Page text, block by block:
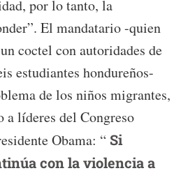
por lo tanto, la
El mandatario -quien
coctel con autoridades de
estudiantes hondureños-
de los niños migrantes,
líderes del Congreso
Obama: “ Si
con la violencia a